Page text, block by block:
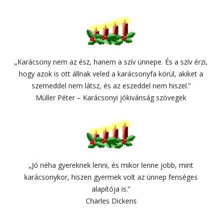
„Karácsony nem az ész, hanem a szív ünnepe. És a szív érzi,
hogy azok is ott állnak veled a karácsonyfa körül, akiket a
szemeddel nem látsz, és az eszeddel nem hiszel.”
Müller Péter – Karácsonyi jókivánság szövegek
„Jó néha gyereknek lenni, és mikor lenne jobb, mint
karácsonykor, hiszen gyermek volt az ünnep fenséges
alapítója is.”
Charles Dickens